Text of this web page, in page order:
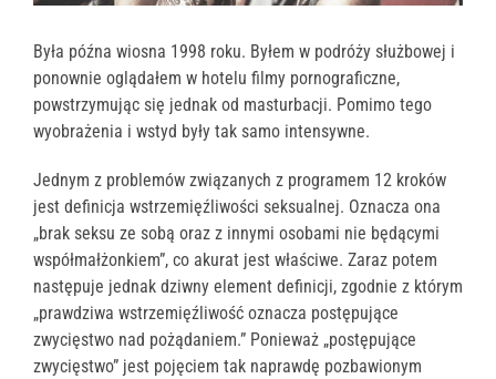
Była późna wiosna 1998 roku. Byłem w podróży służbowej i
ponownie oglądałem w hotelu filmy pornograficzne,
powstrzymując się jednak od masturbacji. Pomimo tego
wyobrażenia i wstyd były tak samo intensywne.
Jednym z problemów związanych z programem 12 kroków
jest definicja wstrzemięźliwości seksualnej. Oznacza ona
„brak seksu ze sobą oraz z innymi osobami nie będącymi
współmałżonkiem”, co akurat jest właściwe. Zaraz potem
następuje jednak dziwny element definicji, zgodnie z którym
„prawdziwa wstrzemięźliwość oznacza postępujące
zwycięstwo nad pożądaniem.” Ponieważ „postępujące
zwycięstwo” jest pojęciem tak naprawdę pozbawionym